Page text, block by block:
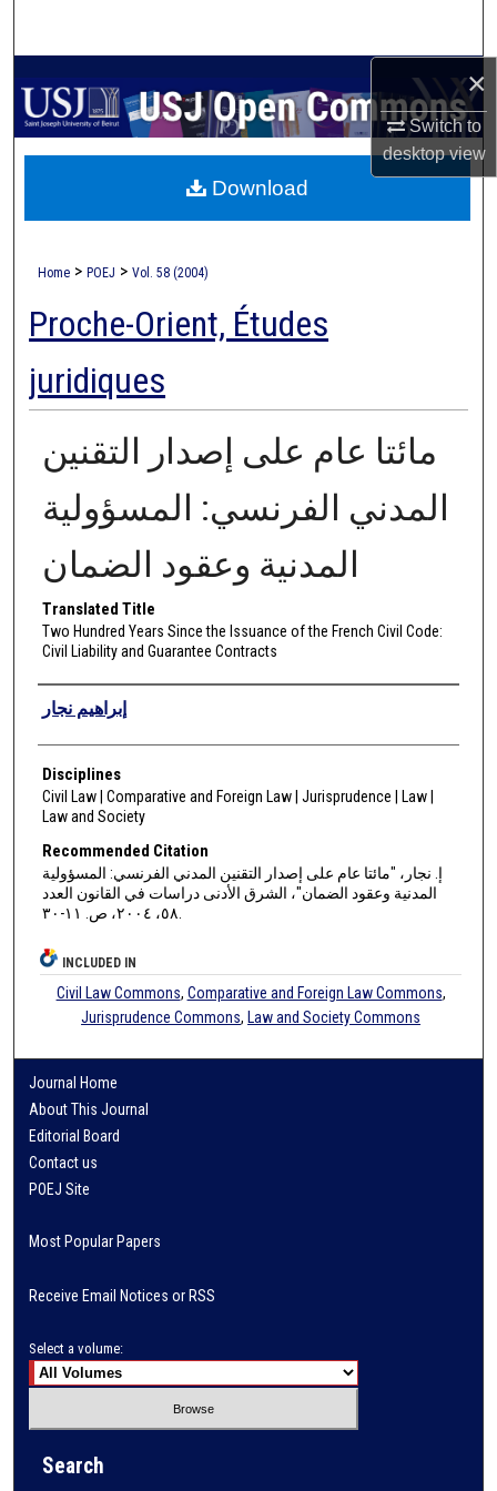
×
Switch to
desktopview
My Account
About
Home > POEJ > Vol. 58 (2004)
Proche-Orient, Études
juridiques
مائتا عام على إصدار التقنين
المدني الفرنسي: المسؤولية
المدنية وعقود الضمان
Translated Title
Two Hundred Years Since the Issuance of the French Civil Code:
Civil Liability and Guarantee Contracts
Authors
إبراهيم نجار
Disciplines
Civil Law | Comparative and Foreign Law | Jurisprudence | Law |
Law and Society
Recommended Citation
إ. نجار، "مائتا عام على إصدار التقنين المدني الفرنسي: المسؤولية
المدنية وعقود الضمان"، الشرق الأدنى دراسات في القانون العدد
٥٨، ٢٠٠٤، ص. ١١-٣٠.
Download
INCLUDED IN
Civil Law Commons, Comparative and Foreign Law Commons,
Jurisprudence Commons, Law and Society Commons
Journal Home
About This Journal
Editorial Board
Contact us
POEJ Site
Most Popular Papers
Receive Email Notices or RSS
Select a volume:
Search